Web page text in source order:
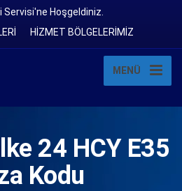
Servisi'ne Hoşgeldiniz.
HİZMET BÖLGELERİMİZ
MENÜ
24 HCY E35
Kodu